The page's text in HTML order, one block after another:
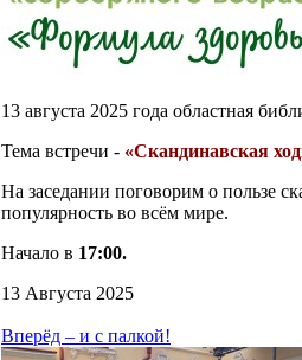
13 августа 2025 года областная
Тема встречи - «Скандинавская
На заседании поговорим о пользе
популярность во всём мире.
Начало в 17:00.
13 Августа 2025
Вперёд – и с палкой!